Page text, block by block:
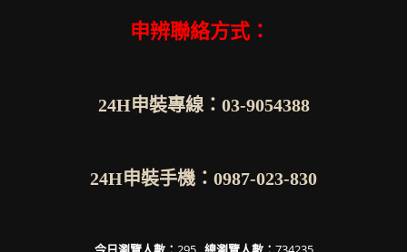
申辨聯絡方式：
24H申裝專線：03-9054388
24H申裝手機：0987-023-830